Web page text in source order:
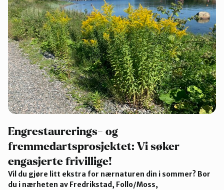
Engrestaurerings- og
fremmedartsprosjektet: Vi søker
engasjerte frivillige!
Vil du gjøre litt ekstra for nærnaturen din i sommer? Bor
du i nærheten av Fredrikstad, Follo/Moss,